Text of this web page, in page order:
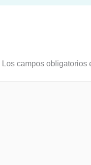
Los campos obligatorios